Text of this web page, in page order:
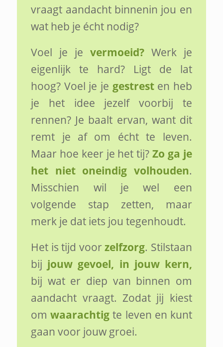
vraagt aandacht binnenin jou en
wat heb je écht nodig?
Voel je je vermoeid?Werk je
eigenlijk te hard? Ligt de lat
hoog? Voel je je gestresten heb
je het idee jezelf voorbij te
rennen? Je baalt ervan, want dit
remt je af om écht te leven.
Maar hoe keer je het tij?Zo ga je
het niet oneindig volhouden.
Misschien wil je wel een
volgende stap zetten, maar
merk je dat iets jou tegenhoudt.
Het is tijd voorzelfzorg. Stilstaan
bij jouw gevoel, in jouw kern,
bij wat er diep van binnen om
aandacht vraagt. Zodat jij kiest
omwaarachtig te leven en kunt
gaan voor jouw groei.